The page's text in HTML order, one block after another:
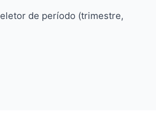
de período (trimestre,